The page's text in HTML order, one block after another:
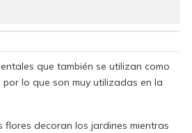
que también se utilizan como
lo que son muy utilizadas en la
flores decoran los jardines mientras